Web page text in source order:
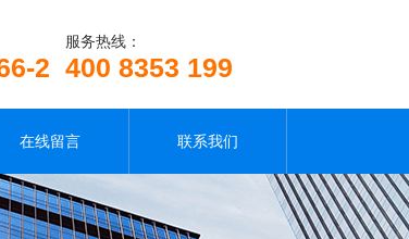
服务热线：
400 8353 199
2
在线留言 联系我们